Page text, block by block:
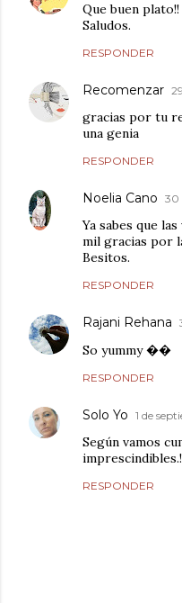
Que buen plato!!
Saludos.
RESPONDER
Recomenzar
gracias por tu
una genia
RESPONDER
Noelia Cano 30
Ya sabes que
mil gracias por
Besitos.
RESPONDER
Rajani Rehana
So yummy ��
RESPONDER
Solo Yo 1 de
Según vamos
RESPONDER